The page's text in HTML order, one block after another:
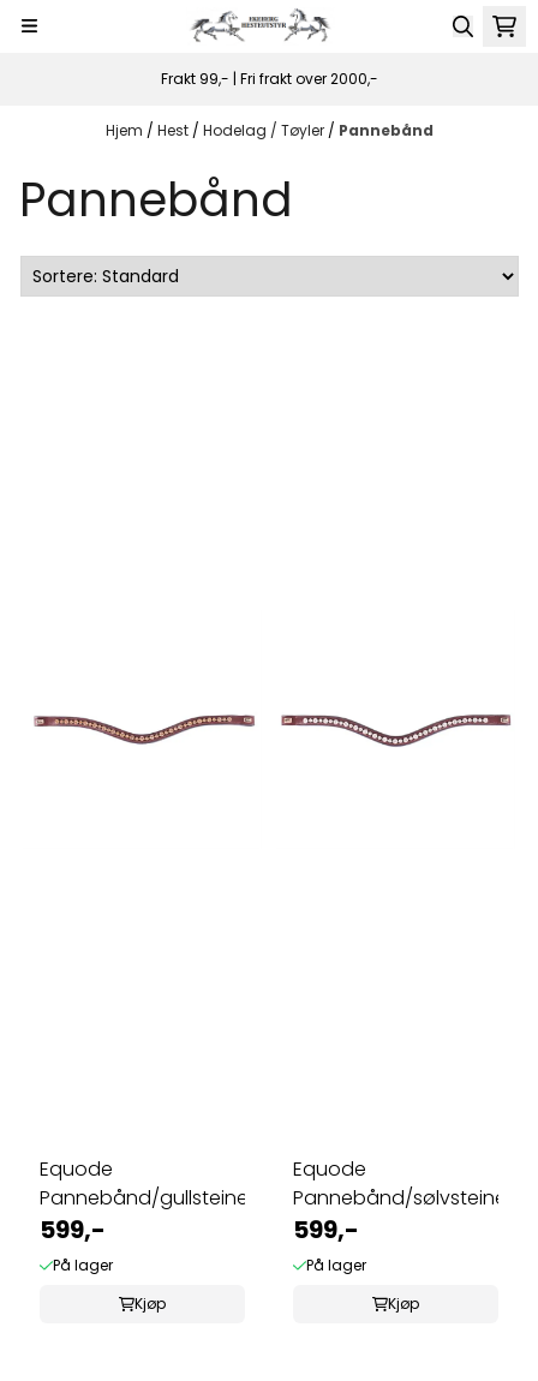
Hopp til innhold
Frakt 99,- | Fri frakt over 2000,-
Hjem / Hest / Hodelag / Tøyler / Pannebånd
Pannebånd
Equode
Pannebånd/gullsteiner
599,-
På lager
Kjøp
Equode
Pannebånd/sølvsteiner
599,-
På lager
Kjøp